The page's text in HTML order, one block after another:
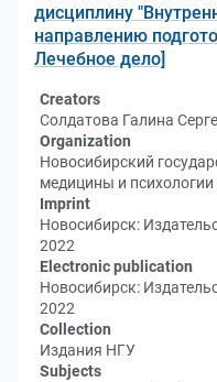
дисциплину
направлению
Лечебное дело]
Creators
Солдатова Галина
Organization
Новосибирский
медицины и
Imprint
Новосибирск:
2022
Electronic publication
Новосибирск:
2022
Collection
Издания НГУ
Subjects